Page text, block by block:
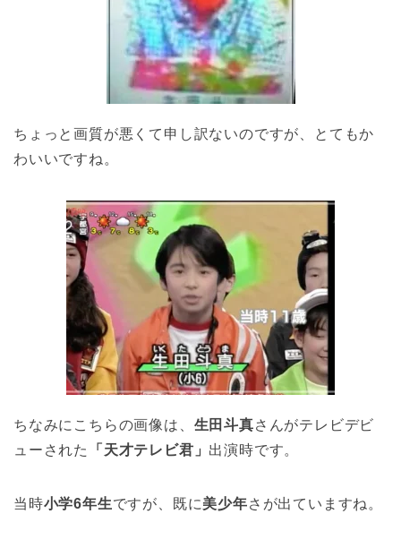
ちょっと画質が悪くて申し訳ないのですが、とてもか
わいいですね。
ちなみにこちらの画像は、 生田斗真さんがテレビデビ
ューされた
「天才テレビ君」 出演時です。
当時小学6年生ですが、既に美少年さが出ていますね。